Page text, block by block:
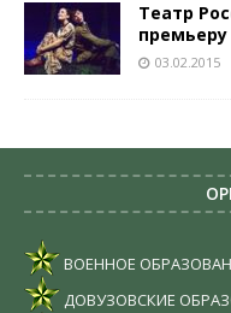
Театр
03.02.2015
ВОЕННОЕ
ДОВУЗОВСКИЕ